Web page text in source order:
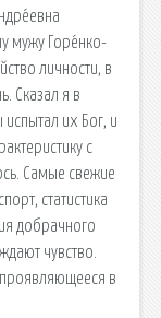
мужу Горе́нко-
личности, в
Сказал я в
их Бог, и
с
Самые свежие
статистика
добрачного
чувство.
в